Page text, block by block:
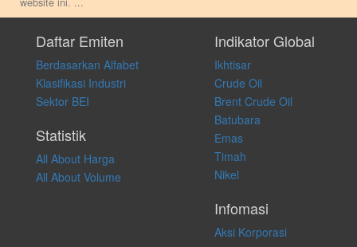
pribadi. Kami tidak memberi anjuran, saran, rekomendasi untuk
membeli, menjual atau melakukan aktivitas lain yang terkait dengan
transaksi perdagangan apapun, dan kami tidak bertanggung jawab
atas keputusan investasi yang dilakukan dalam kondisi dan situasi
apapun juga, yang diakibatkan secara langsung maupun tidak
langsung atas konten pada website ini.
Daftar Emiten
Berdasarkan Alfabet
Klasifikasi Industri
Sektor BEI
Statistik
All About Harga
All About Volume
Indikator Global
Ikhtisar
Crude Oil
Brent Crude Oil
Batubara
Emas
Timah
Nikel
Infomasi
Aksi Korporasi